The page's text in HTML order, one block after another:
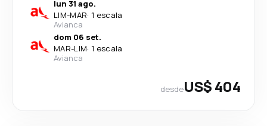
lun 31 ago.
LIM-MAR· 1 escala
Avianca
dom 06 set.
MAR-LIM· 1 escala
Avianca
desdeUS$ 404